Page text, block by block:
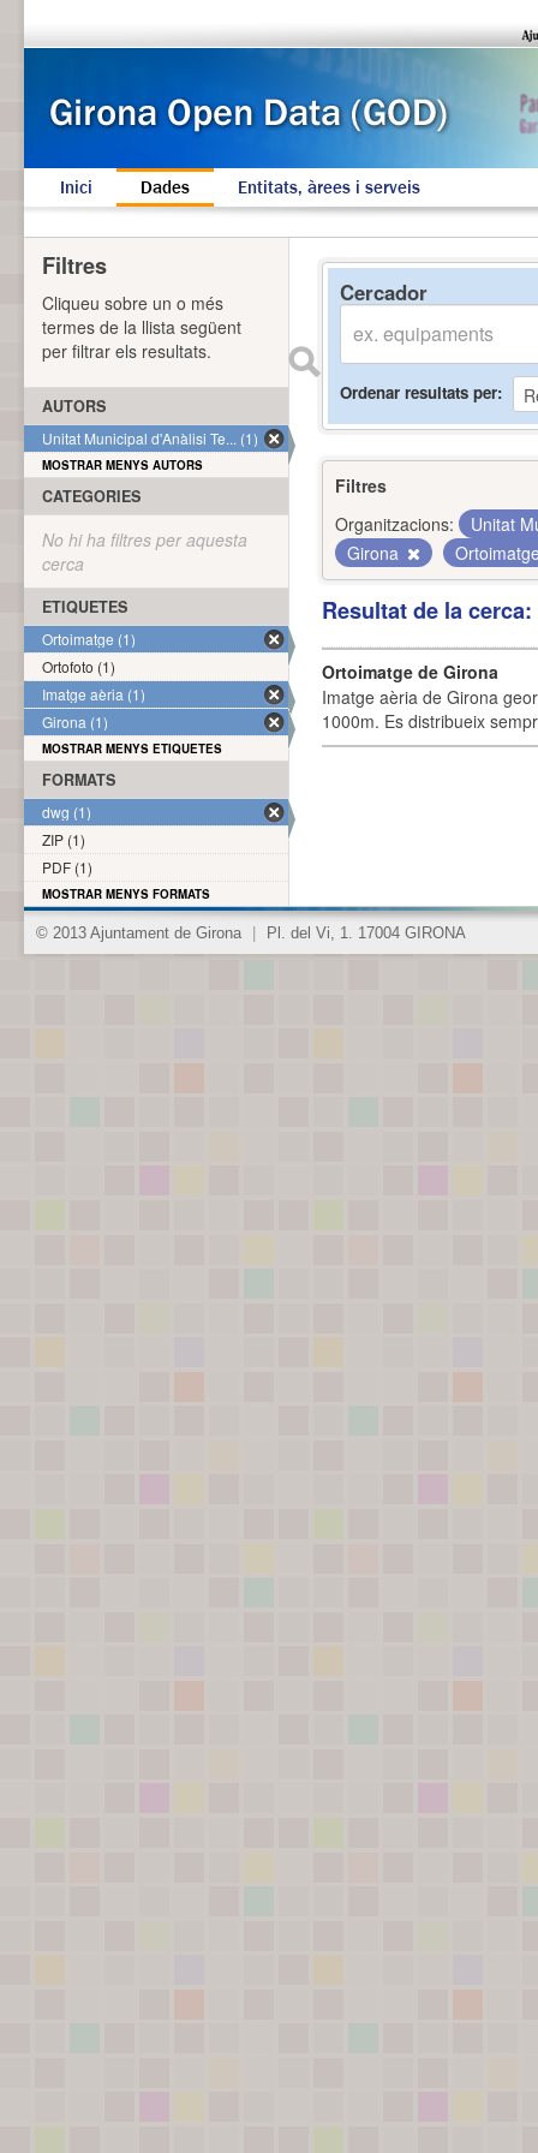
Inici Dades Entitats, àrees i serveis
Cercador
Ordenar resultats per
Filtres
Organitzacions:
Unitat
Girona
Resultat de la
Ortoimatge de Girona
Imatge aèria de Girona
1000m. Es distribueix
Filtres
Cliqueu sobre un o més
termes de la llista següent
per filtrar els resultats.
AUTORS
Unitat Municipal d'Anàlisi Te... (1)
MOSTRAR MENYS AUTORS
CATEGORIES
No hi ha filtres per aquesta
cerca
ETIQUETES
Ortoimatge (1)
Ortofoto (1)
Imatge aèria (1)
Girona (1)
MOSTRAR MENYS ETIQUETES
FORMATS
dwg (1)
ZIP (1)
PDF (1)
MOSTRAR MENYS FORMATS
© 2013 Ajuntament de Girona Pl. del Vi, 1. 17004 GIRONA